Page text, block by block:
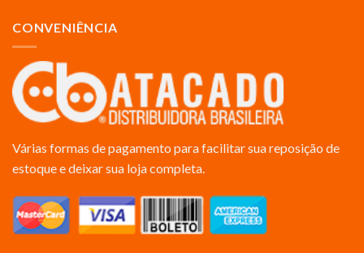
CONVENIÊNCIA
Várias formas de pagamento para facilitar sua reposição de
estoque e deixar sua loja completa.